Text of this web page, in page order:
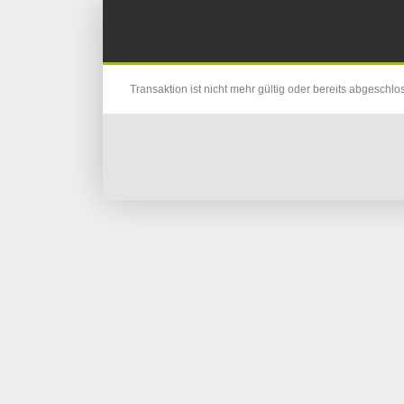
Transaktion ist nicht mehr gültig oder bereits